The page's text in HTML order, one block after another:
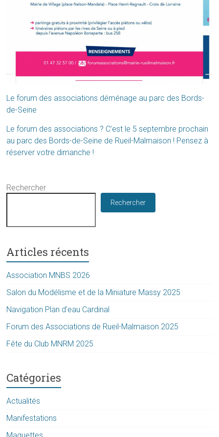
Le forum des associations déménage au parc des Bords-
de-Seine
Le forum des associations ? C’est le 5 septembre prochain
au parc des Bords-de-Seine de Rueil-Malmaison ! Pensez à
réserver votre dimanche !
Rechercher
Rechercher
Articles récents
Association MNBS 2026
Salon du Modélisme et de la Miniature Massy 2025
Navigation Plan d’eau Cardinal
Forum des Associations de Rueil-Malmaison 2025
Fête du Club MNRM 2025
Catégories
Actualités
Manifestations